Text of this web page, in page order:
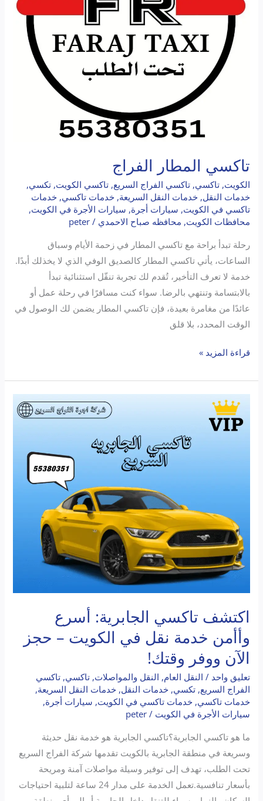
تاكسي المطار الفراج
الكويت,تاكسي,تاكسي الفراج السريع,تاكسي الكويت,تكسي,
خدمات النقل,خدمات النقل السريعة,خدمات تاكسي,خدمات
تاكسي في الكويت, سيارات أجرة, سيارات الأجرة في الكويت,
محافظات الكويت, محافظه صباح الاحمدي /
peter
رحلة تبدأ براحة مع تاكسي المطار في زحمة الأيام وسباق
الساعات، يأتي تاكسي المطار كالصديق الوفي الذي لا يخذلك أبدًا.
خدمة لا تعرف التأخير، تُقدم لك تجربة تنقّل استثنائية تبدأ
بالابتسامة وتنتهي بالرضا. سواء كنت مسافرًا في رحلة عمل أو
عائدًا من مغامرة بعيدة، فإن تاكسي المطار يضمن لك الوصول في
الوقت المحدد، بلا قلق
قراءة المزيد »
اكتشف تاكسي الجابرية: أسرع
وأأمن خدمة نقل في الكويت – حجز
الآن ووفر وقتك!
تعليق واحد / النقل العام, النقل والمواصلات,تاكسي,تاكسي
الفراج السريع,تكسي,خدمات النقل,خدمات النقل السريعة,
خدمات تاكسي,خدمات تاكسي في الكويت, سيارات أجرة,
سيارات الأجرة في الكويت /
peter
ما هو تاكسي الجابرية؟تاكسي الجابرية هو خدمة نقل حديثة
وسريعة في منطقة الجابرية بالكويت تقدمها شركة الفراج السريع
تحت الطلب، تهدف إلى توفير وسيلة مواصلات آمنة ومريحة
بأسعار تنافسية.تعمل الخدمة على مدار 24 ساعة لتلبية احتياجات
اكتشف
تاكسي
الجابرية:
الكويت
حجز
الآن
ووفر
وقتك!